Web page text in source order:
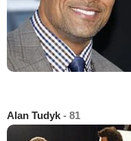
Alan Tudyk - 81